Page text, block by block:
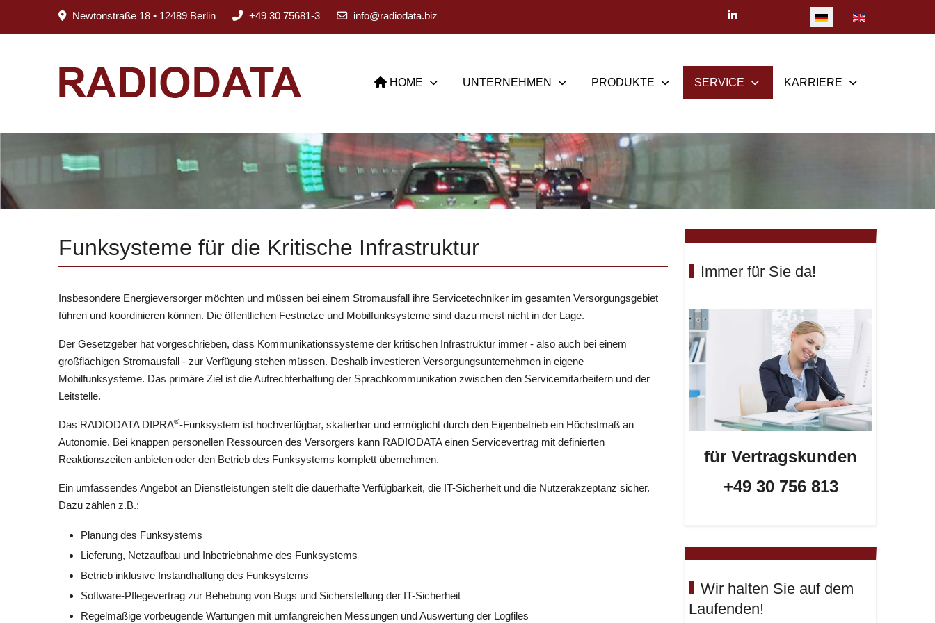
Newtonstraße 18 • 12489 Berlin +49 30 75681-3 info@radiodata.biz Sprache auswählen
HOME UNTERNEHMEN PRODUKTE SERVICE KARRIERE
Funksysteme für die Kritische Infrastruktur
Insbesondere Energieversorger möchten und müssen bei einem Stromausfall ihre Servicetechniker im gesamten Versorgungsgebiet
führen und koordinieren können. Die öffentlichen Festnetze und Mobilfunksysteme sind dazu meist nicht in der Lage.
Der Gesetzgeber hat vorgeschrieben, dass Kommunikationssysteme der kritischen Infrastruktur immer - also auch bei einem
großflächigen Stromausfall - zur Verfügung stehen müssen. Deshalb investieren Versorgungsunternehmen in eigene
Mobilfunksysteme. Das primäre Ziel ist die Aufrechterhaltung der Sprachkommunikation zwischen den Servicemitarbeitern und der
Leitstelle.
Das RADIODATA DIPRA®-Funksystem ist hochverfügbar, skalierbar und ermöglicht durch den Eigenbetrieb ein Höchstmaß an
Autonomie. Bei knappen personellen Ressourcen des Versorgers kann RADIODATA einen Servicevertrag mit definierten
Reaktionszeiten anbieten oder den Betrieb des Funksystems komplett übernehmen.
Ein umfassendes Angebot an Dienstleistungen stellt die dauerhafte Verfügbarkeit, die IT-Sicherheit und die Nutzerakzeptanz sicher.
Dazu zählen z.B.:
Planung des Funksystems
Lieferung, Netzaufbau und Inbetriebnahme des Funksystems
Betrieb inklusive Instandhaltung des Funksystems
Software-Pflegevertrag zur Behebung von Bugs und Sicherstellung der IT-Sicherheit
Regelmäßige vorbeugende Wartungen mit umfangreichen Messungen und Auswertung der Logfiles
Immer für Sie da!
für Vertragskunden
+49 30 756 813
Wir halten Sie auf dem
Laufenden!